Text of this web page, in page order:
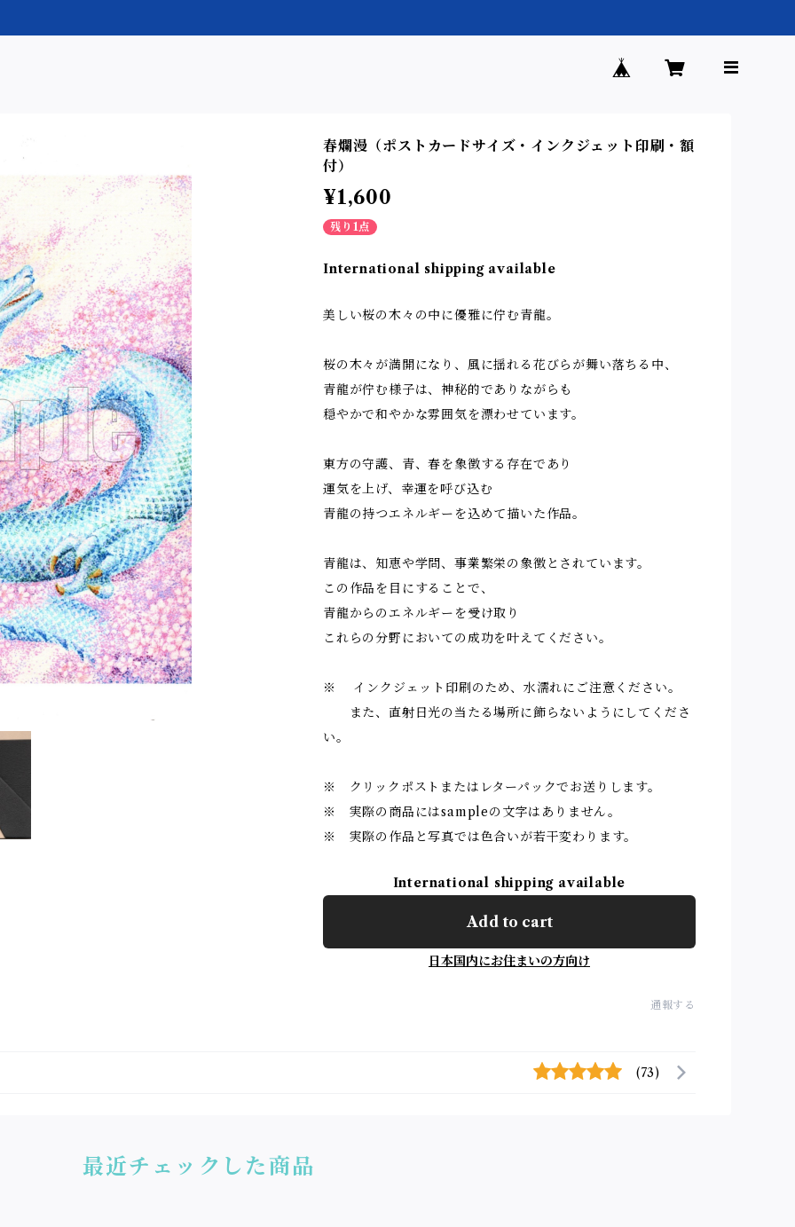
春爛漫（ポストカードサイズ・インクジェット印刷・額
付）
¥1,600
残り1点
International shipping available
美しい桜の木々の中に優雅に佇む青龍。
桜の木々が満開になり、風に揺れる花びらが舞い落ちる中、
青龍が佇む様子は、神秘的でありながらも
穏やかで和やかな雰囲気を漂わせています。
東方の守護、青、春を象徴する存在であり
運気を上げ、幸運を呼び込む
青龍の持つエネルギーを込めて描いた作品。
青龍は、知恵や学問、事業繁栄の象徴とされています。
この作品を目にすることで、
青龍からのエネルギーを受け取り
これらの分野においての成功を叶えてください。
※ インクジェット印刷のため、水濡れにご注意ください。
また、直射日光の当たる場所に飾らないようにしてくださ
い。
※ クリックポストまたはレターパックでお送りします。
※ 実際の商品にはsampleの文字はありません。
※ 実際の作品と写真では色合いが若干変わります。
International shipping available
Add to cart
日本国内にお住まいの方向け
通報する
(73)
最近チェックした商品